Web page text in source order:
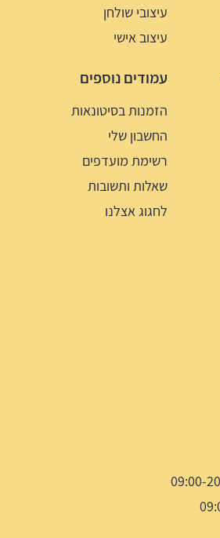
עיצובי שולחן
עיצוב אישי
עמודים נוספים
הזמנות בסיטונאות
החשבון שלי
רשימת מועדפים
שאלות ותשובות
לחגוג אצלנו